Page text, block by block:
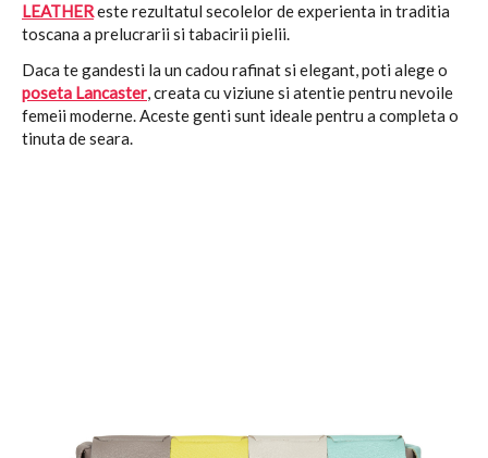
LEATHEReste rezultatul secolelor de experienta in traditia
toscana a prelucrarii si tabacirii pielii.
Daca te gandesti la un cadou rafinat si elegant, poti alege o
poseta Lancaster, creata cu viziune si atentie pentru nevoile
femeii moderne. Aceste genti sunt ideale pentru a completa o
tinuta de seara.